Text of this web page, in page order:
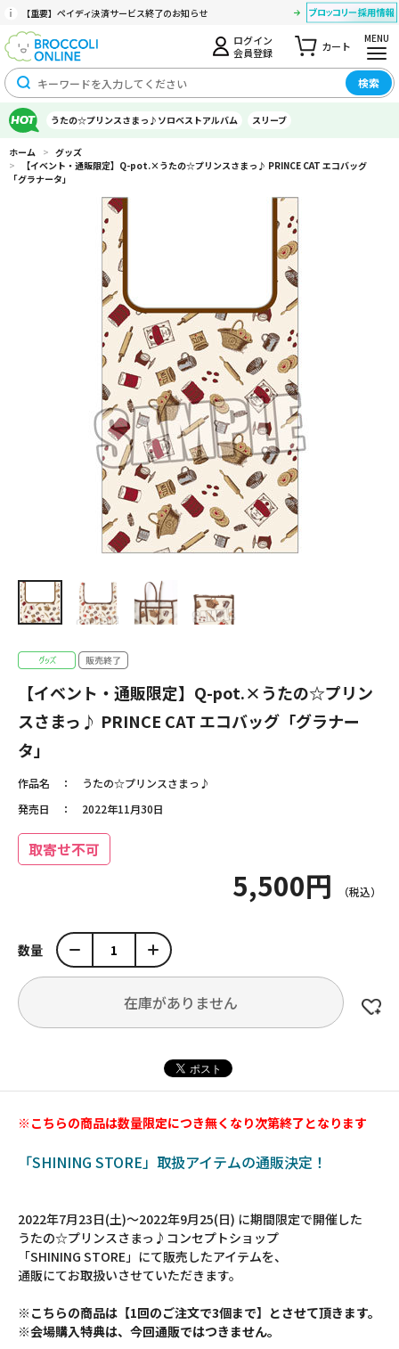
【重要】ペイディ決済サービス終了のお知らせ
ログイン
会員登録
カート
MENU
検索
うたの☆プリンスさまっ♪ソロベストアルバム スリーブ
ホーム > グッズ
>
【イベント・通販限定】Q-pot.×うたの☆プリンスさまっ♪ PRINCE CAT エコバッグ
「グラナータ」
【イベント・通販限定】Q-pot.×うたの☆プリン
スさまっ♪ PRINCE CAT エコバッグ「グラナー
タ」
作品名
うたの☆プリンスさまっ♪
発売日
2022年11月30日
取寄せ不可
5,500円
数量
在庫がありません
※こちらの商品は数量限定につき無くなり次第終了となります
「SHINING STORE」取扱アイテムの通販決定！
2022年7月23日(土)～2022年9月25(日) に期間限定で開催した
うたの☆プリンスさまっ♪コンセプトショップ
「SHINING STORE」にて販売したアイテムを、
通販にてお取扱いさせていただきます。
※こちらの商品は【1回のご注文で3個まで】とさせて頂きます。
※会場購入特典は、今回通販ではつきません。